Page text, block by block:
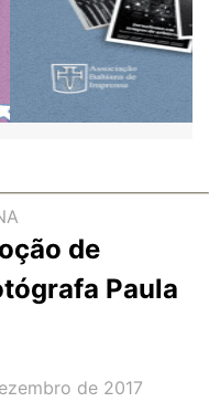
de
Paula
de 2017